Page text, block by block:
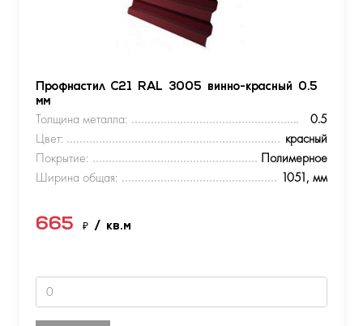
Профнастил С21 RAL 3005 винно-красный 0.5
мм
Толщина металла:
0.5
Цвет:
красный
Покрытие:
Полимерное
Ширина общая:
1051, мм
665 ₽ / кв.м